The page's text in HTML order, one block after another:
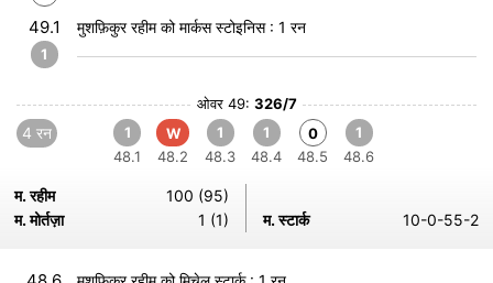
49.1
1
मुशफ़िकुर रहीम को मार्कस स्टोइनिस : 1 रन
ओवर 49: 326/7
4 रन
1
48.1
W
48.2
1
48.3
1
48.4
0
48.5
1
48.6
म. रहीम
100 (95)
म. मोर्तज़ा
1 (1) म. स्टार्क 10-0-55-2